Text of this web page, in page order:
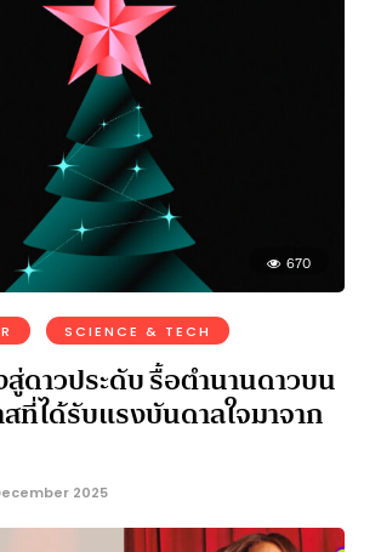
670
SCIENCE & TECH
ดาวประดับ รื้อตำนานดาวบน
ที่ได้รับแรงบันดาลใจมาจาก
2025